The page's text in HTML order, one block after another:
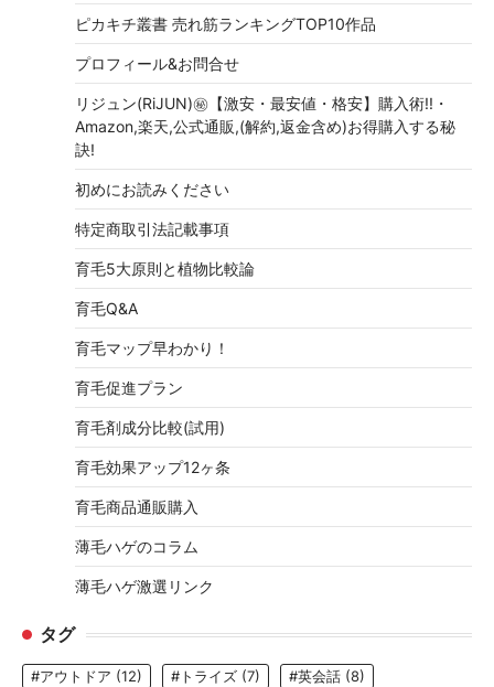
ピカキチ叢書 売れ筋ランキングTOP10作品
プロフィール&お問合せ
リジュン(RiJUN)㊙【激安・最安値・格安】購入術!!・
Amazon,楽天,公式通販,(解約,返金含め)お得購入する秘
訣!
初めにお読みください
特定商取引法記載事項
育毛5大原則と植物比較論
育毛Q&A
育毛マップ早わかり！
育毛促進プラン
育毛剤成分比較(試用)
育毛効果アップ12ヶ条
育毛商品通販購入
薄毛ハゲのコラム
薄毛ハゲ激選リンク
タグ
#アウトドア (12) #トライズ (7) #英会話 (8)